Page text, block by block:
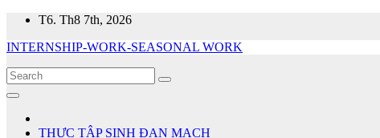
Skip
content
T6. Th8 7th, 2026
INTERNSHIP-WORK-SEASONAL WORK
THỰC TẬP SINH ĐAN MẠCH